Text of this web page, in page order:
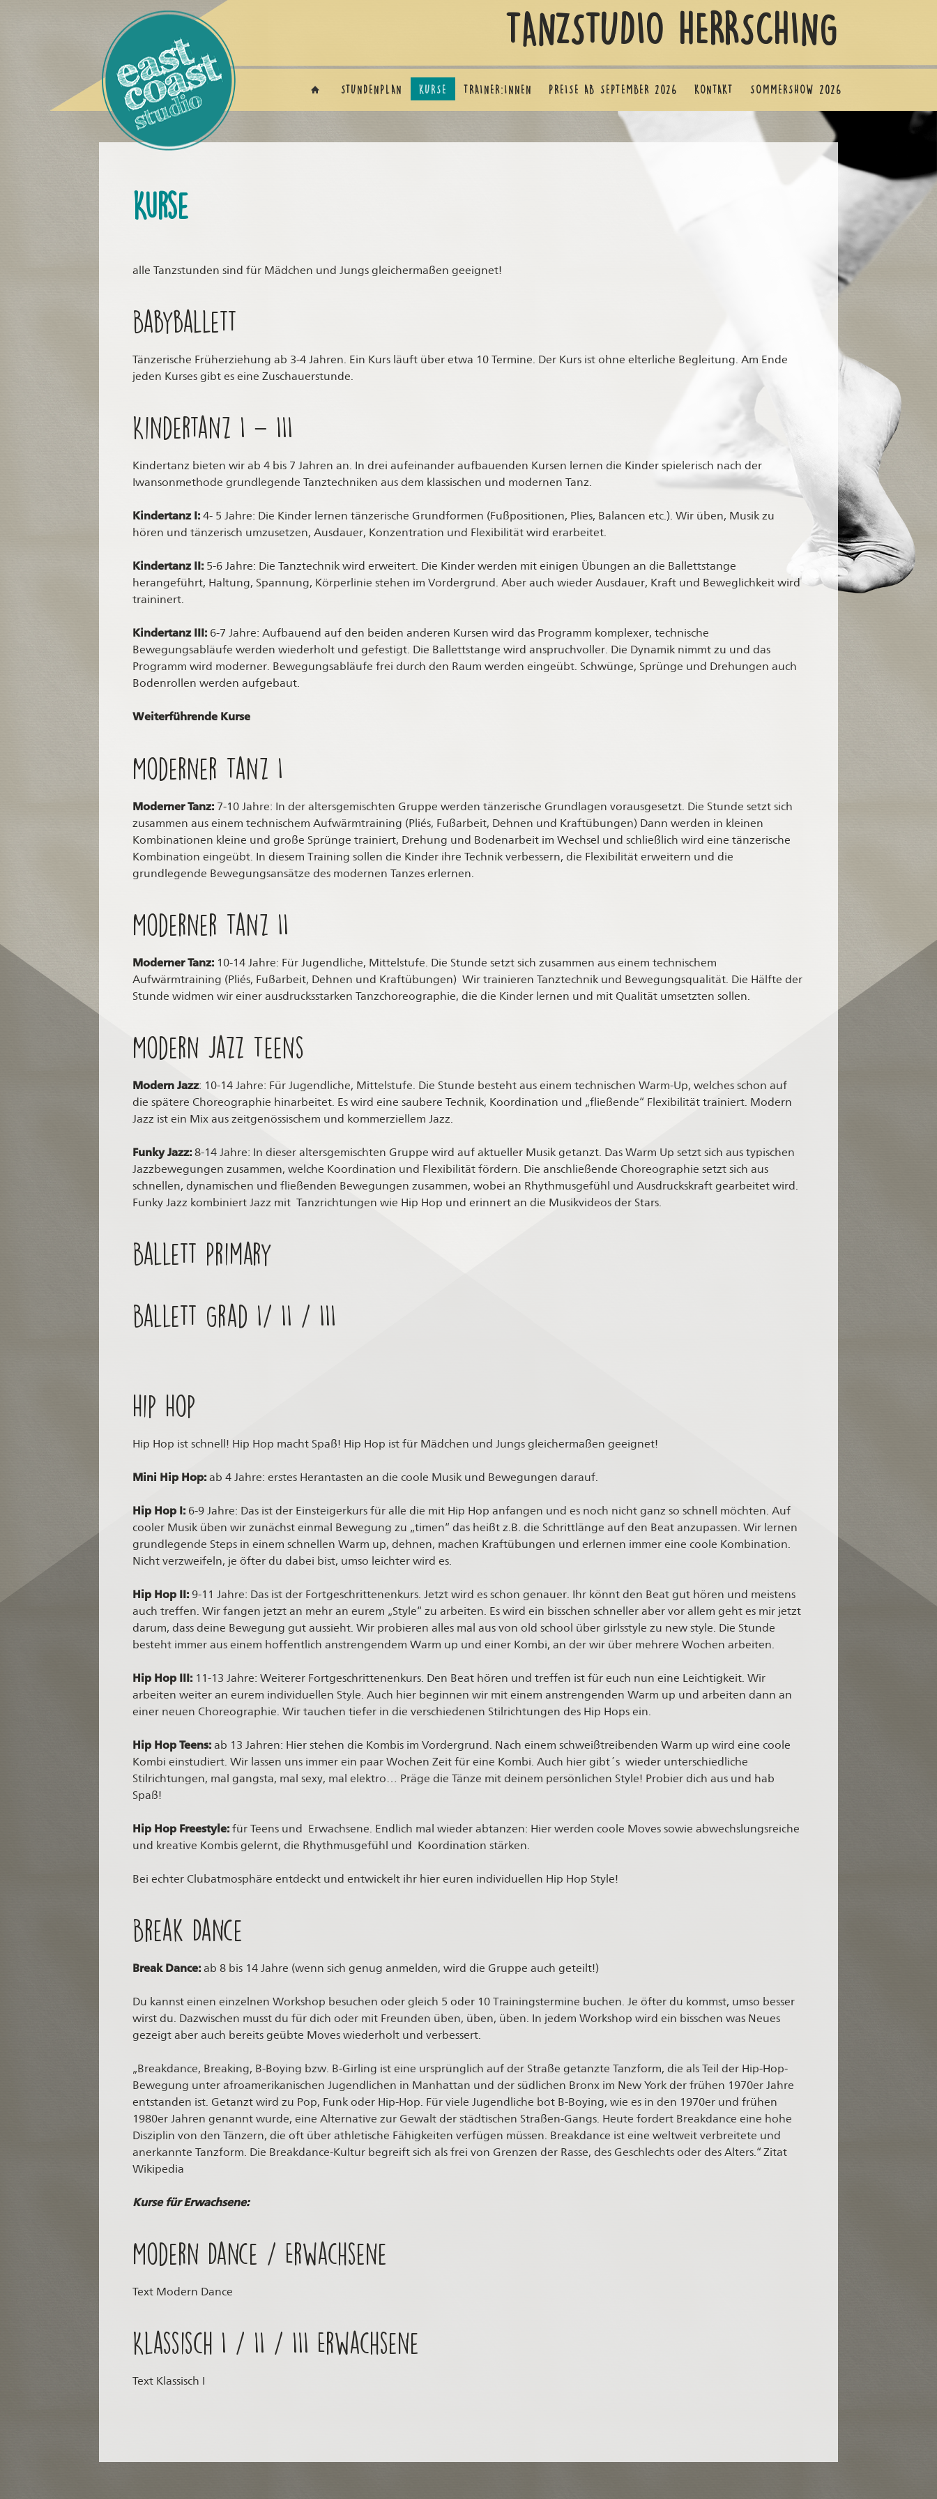
TANZSTUDIO HERRSCHING
SOMMERSHOW 2026
KONTAKT
PREISE AB SEPTEMBER 2026
TRAINER:INNEN
KURSE
STUNDENPLAN
Kurse
alle Tanzstunden sind für Mädchen und Jungs gleichermaßen geeignet!
Babyballett
Tänzerische Früherziehung ab 3-4 Jahren. Ein Kurs läuft über etwa 10 Termine. Der Kurs ist ohne elterliche Begleitung. Am Ende
jeden Kurses gibt es eine Zuschauerstunde.
Kindertanz I – III
Kindertanz bieten wir ab 4 bis 7 Jahren an. In drei aufeinander aufbauenden Kursen lernen die Kinder spielerisch nach der
Iwansonmethode grundlegende Tanztechniken aus dem klassischen und modernen Tanz.
Kindertanz I: 4- 5 Jahre: Die Kinder lernen tänzerische Grundformen (Fußpositionen, Plies, Balancen etc.). Wir üben, Musik zu
hören und tänzerisch umzusetzen, Ausdauer, Konzentration und Flexibilität wird erarbeitet.
Kindertanz II: 5-6 Jahre: Die Tanztechnik wird erweitert. Die Kinder werden mit einigen Übungen an die Ballettstange
herangeführt, Haltung, Spannung, Körperlinie stehen im Vordergrund. Aber auch wieder Ausdauer, Kraft und Beweglichkeit wird
traininert.
Kindertanz III: 6-7 Jahre: Aufbauend auf den beiden anderen Kursen wird das Programm komplexer, technische
Bewegungsabläufe werden wiederholt und gefestigt. Die Ballettstange wird anspruchvoller. Die Dynamik nimmt zu und das
Programm wird moderner. Bewegungsabläufe frei durch den Raum werden eingeübt. Schwünge, Sprünge und Drehungen auch
Bodenrollen werden aufgebaut.
Weiterführende Kurse
Moderner Tanz I
Moderner Tanz: 7-10 Jahre: In der altersgemischten Gruppe werden tänzerische Grundlagen vorausgesetzt. Die Stunde setzt sich
zusammen aus einem technischem Aufwärmtraining (Pliés, Fußarbeit, Dehnen und Kraftübungen) Dann werden in kleinen
Kombinationen kleine und große Sprünge trainiert, Drehung und Bodenarbeit im Wechsel und schließlich wird eine tänzerische
Kombination eingeübt. In diesem Training sollen die Kinder ihre Technik verbessern, die Flexibilität erweitern und die
grundlegende Bewegungsansätze des modernen Tanzes erlernen.
Moderner Tanz II
Moderner Tanz: 10-14 Jahre: Für Jugendliche, Mittelstufe. Die Stunde setzt sich zusammen aus einem technischem
Aufwärmtraining (Pliés, Fußarbeit, Dehnen und Kraftübungen) Wir trainieren Tanztechnik und Bewegungsqualität. Die Hälfte der
Stunde widmen wir einer ausdrucksstarken Tanzchoreographie, die die Kinder lernen und mit Qualität umsetzten sollen.
Modern Jazz Teens
Modern Jazz: 10-14 Jahre: Für Jugendliche, Mittelstufe. Die Stunde besteht aus einem technischen Warm-Up, welches schon auf
die spätere Choreographie hinarbeitet. Es wird eine saubere Technik, Koordination und „fließende“ Flexibilität trainiert. Modern
Jazz ist ein Mix aus zeitgenössischem und kommerziellem Jazz.
Funky Jazz: 8-14 Jahre: In dieser altersgemischten Gruppe wird auf aktueller Musik getanzt. Das Warm Up setzt sich aus typischen
Jazzbewegungen zusammen, welche Koordination und Flexibilität fördern. Die anschließende Choreographie setzt sich aus
schnellen, dynamischen und fließenden Bewegungen zusammen, wobei an Rhythmusgefühl und Ausdruckskraft gearbeitet wird.
Funky Jazz kombiniert Jazz mit Tanzrichtungen wie Hip Hop und erinnert an die Musikvideos der Stars.
Ballett Primary
Ballett Grad I/ II / III
Hip Hop
Hip Hop ist schnell! Hip Hop macht Spaß! Hip Hop ist für Mädchen und Jungs gleichermaßen geeignet!
Mini Hip Hop: ab 4 Jahre: erstes Herantasten an die coole Musik und Bewegungen darauf.
Hip Hop I: 6-9 Jahre: Das ist der Einsteigerkurs für alle die mit Hip Hop anfangen und es noch nicht ganz so schnell möchten. Auf
cooler Musik üben wir zunächst einmal Bewegung zu „timen“ das heißt z.B. die Schrittlänge auf den Beat anzupassen. Wir lernen
grundlegende Steps in einem schnellen Warm up, dehnen, machen Kraftübungen und erlernen immer eine coole Kombination.
Nicht verzweifeln, je öfter du dabei bist, umso leichter wird es.
Hip Hop II: 9-11 Jahre: Das ist der Fortgeschrittenenkurs. Jetzt wird es schon genauer. Ihr könnt den Beat gut hören und meistens
auch treffen. Wir fangen jetzt an mehr an eurem „Style“ zu arbeiten. Es wird ein bisschen schneller aber vor allem geht es mir jetzt
darum, dass deine Bewegung gut aussieht. Wir probieren alles mal aus von old school über girlsstyle zu new style. Die Stunde
besteht immer aus einem hoffentlich anstrengendem Warm up und einer Kombi, an der wir über mehrere Wochen arbeiten.
Hip Hop III: 11-13 Jahre: Weiterer Fortgeschrittenenkurs. Den Beat hören und treffen ist für euch nun eine Leichtigkeit. Wir
arbeiten weiter an eurem individuellen Style. Auch hier beginnen wir mit einem anstrengenden Warm up und arbeiten dann an
einer neuen Choreographie. Wir tauchen tiefer in die verschiedenen Stilrichtungen des Hip Hops ein.
Hip Hop Teens: ab 13 Jahren: Hier stehen die Kombis im Vordergrund. Nach einem schweißtreibenden Warm up wird eine coole
Kombi einstudiert. Wir lassen uns immer ein paar Wochen Zeit für eine Kombi. Auch hier gibt´s wieder unterschiedliche
Stilrichtungen, mal gangsta, mal sexy, mal elektro… Präge die Tänze mit deinem persönlichen Style! Probier dich aus und hab
Spaß!
Hip Hop Freestyle: für Teens und Erwachsene. Endlich mal wieder abtanzen: Hier werden coole Moves sowie abwechslungsreiche
und kreative Kombis gelernt, die Rhythmusgefühl und Koordination stärken.
Bei echter Clubatmosphäre entdeckt und entwickelt ihr hier euren individuellen Hip Hop Style!
Break Dance
Break Dance: ab 8 bis 14 Jahre (wenn sich genug anmelden, wird die Gruppe auch geteilt!)
Du kannst einen einzelnen Workshop besuchen oder gleich 5 oder 10 Trainingstermine buchen. Je öfter du kommst, umso besser
wirst du. Dazwischen musst du für dich oder mit Freunden üben, üben, üben. In jedem Workshop wird ein bisschen was Neues
gezeigt aber auch bereits geübte Moves wiederholt und verbessert.
„Breakdance, Breaking, B-Boying bzw. B-Girling ist eine ursprünglich auf der Straße getanzte Tanzform, die als Teil der Hip-Hop-
Bewegung unter afroamerikanischen Jugendlichen in Manhattan und der südlichen Bronx im New York der frühen 1970er Jahre
entstanden ist. Getanzt wird zu Pop, Funk oder Hip-Hop. Für viele Jugendliche bot B-Boying, wie es in den 1970er und frühen
1980er Jahren genannt wurde, eine Alternative zur Gewalt der städtischen Straßen-Gangs. Heute fordert Breakdance eine hohe
Disziplin von den Tänzern, die oft über athletische Fähigkeiten verfügen müssen. Breakdance ist eine weltweit verbreitete und
anerkannte Tanzform. Die Breakdance-Kultur begreift sich als frei von Grenzen der Rasse, des Geschlechts oder des Alters.“ Zitat
Wikipedia
Kurse für Erwachsene:
Modern Dance / Erwachsene
Text Modern Dance
Klassisch I / II / III Erwachsene
Text Klassisch I